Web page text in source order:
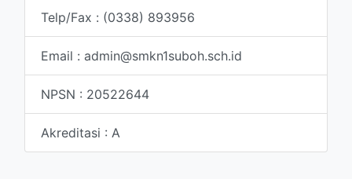
Telp/Fax : (0338) 893956
Email : admin@smkn1suboh.sch.id
NPSN : 20522644
Akreditasi : A